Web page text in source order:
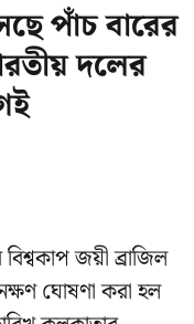
পাঁচ বারের
দলের
জয়ী ব্রাজিল
ঘোষণা করা হল